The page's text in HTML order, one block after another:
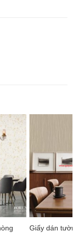
Giấy dán